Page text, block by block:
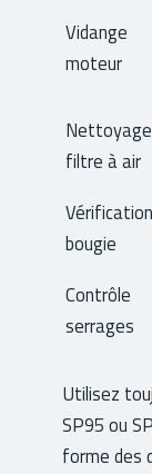
Vidange
moteur
Nettoyage
filtre à air
Vérification
bougie
Contrôle
serrages
Utilisez
SP95 ou
forme des